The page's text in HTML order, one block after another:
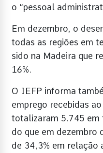
o “pessoal
Em dezembro, o
todas as regiões em
sido na Madeira que
16%.
O IEFP informa
emprego recebidas
totalizaram 5.745 em
do que em dezembro
de 34,3% em relação